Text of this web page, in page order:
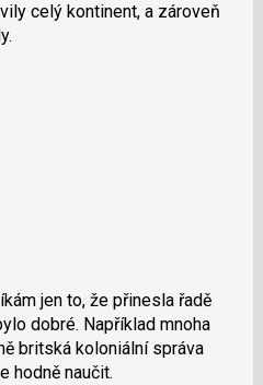
celý kontinent, a zároveň
jen to, že přinesla řadě
dobré. Například mnoha
britská koloniální správa
hodně naučit.